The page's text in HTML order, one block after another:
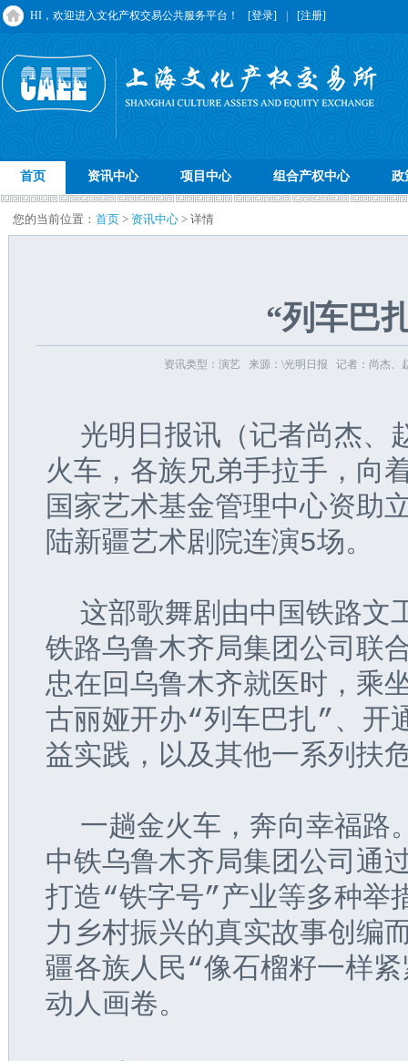
HI，欢迎进入文化产权交易公共服务平台！ [登录] [注册]
首页 资讯中心 项目中心 组合产权中心 政
您的当前位置： 首页 > 资讯中心 > 详情
“列车巴
资讯类型：演艺 来源：\光明日报 记者：尚杰、
光明日报讯（记者尚杰、
火车，各族兄弟手拉手，向
国家艺术基金管理中心资助
陆新疆艺术剧院连演5场。
这部歌舞剧由中国铁路文
铁路乌鲁木齐局集团公司联
忠在回乌鲁木齐就医时，乘
古丽娅开办“列车巴扎”、开
益实践，以及其他一系列扶
一趟金火车，奔向幸福路
中铁乌鲁木齐局集团公司通
打造“铁字号”产业等多种举
力乡村振兴的真实故事创编
疆各族人民“像石榴籽一样
动人画卷。